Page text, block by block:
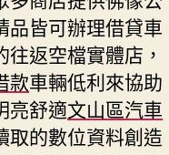
品皆可辦理借貸車
返空檔實體店，
款車輛低利來協助
亮舒適文山區汽車
取的數位資料創造